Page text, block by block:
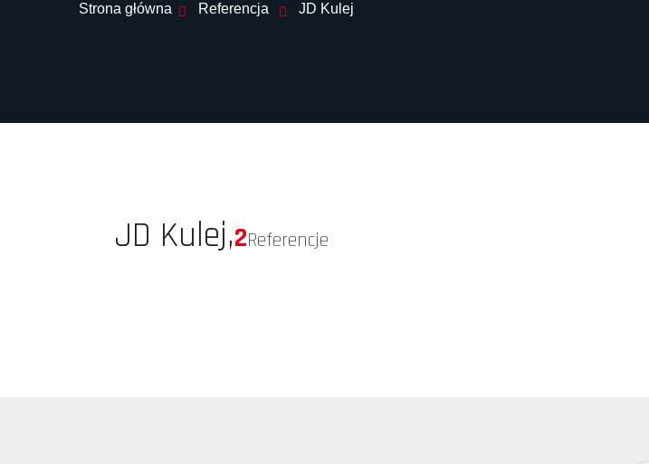
Strona główna Referencja JD Kulej
JD Kulej,2Referencje